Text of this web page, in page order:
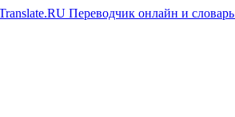
Переводчик онлайн и словарь